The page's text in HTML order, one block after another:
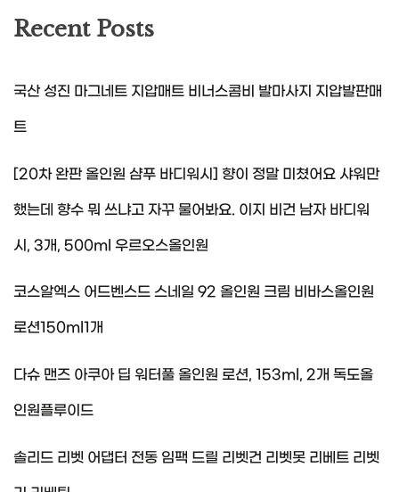
Recent Posts
국산 성진 마그네트 지압매트 비너스콤비 발마사지 지압발판매
트
[20차 완판 올인원 샴푸 바디워시] 향이 정말 미쳤어요 샤워만
했는데 향수 뭐 쓰냐고 자꾸 물어봐요. 이지 비건 남자 바디워
시, 3개, 500ml 우르오스올인원
코스알엑스 어드벤스드 스네일 92 올인원 크림 비바스올인원
로션150ml1개
다슈 맨즈 아쿠아 딥 워터풀 올인원 로션, 153ml, 2개 독도올
인원플루이드
솔리드 리벳 어댑터 전동 임팩 드릴 리벳건 리벳못 리베트 리벳